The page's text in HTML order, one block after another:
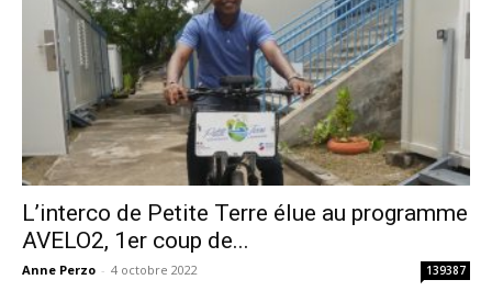
L’interco de Petite Terre élue au programme
AVELO2, 1er coup de...
Anne Perzo - 4 octobre 2022 139387